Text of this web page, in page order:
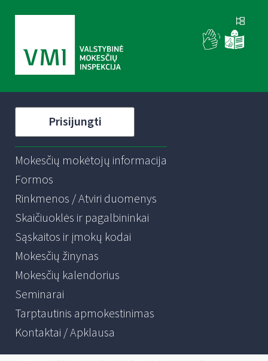
Prisijungti
Mokesčių mokėtojų informacija
Formos
Rinkmenos / Atviri duomenys
Skaičiuoklės ir pagalbininkai
Sąskaitos ir įmokų kodai
Mokesčių žinynas
Mokesčių kalendorius
Seminarai
Tarptautinis apmokestinimas
Kontaktai / Apklausa